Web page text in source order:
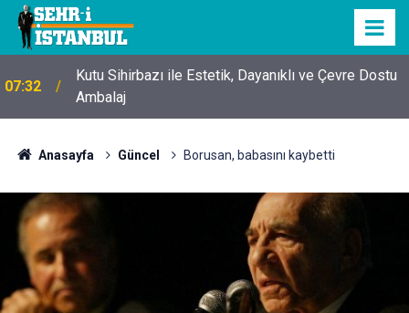
07:32
Kutu Sihirbazı ile Estetik, Dayanıklı ve Çevre Dostu
Ambalaj
Anasayfa Güncel Borusan, babasını kaybetti